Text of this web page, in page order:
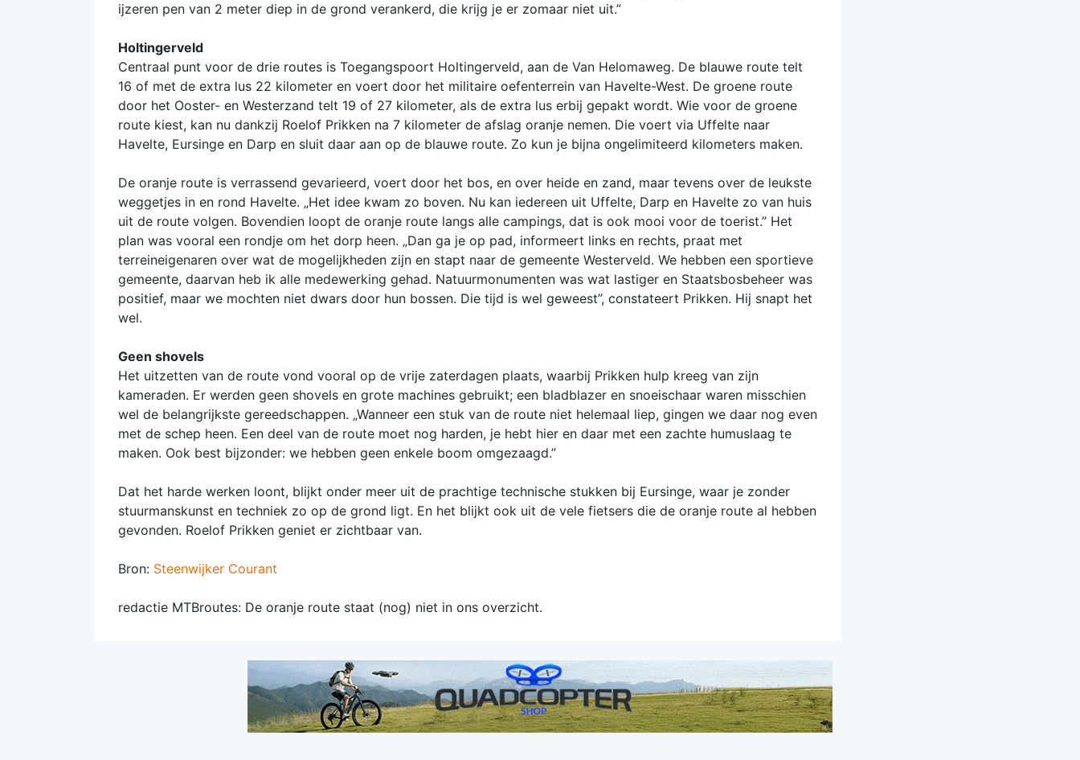
ijzeren pen van 2 meter diep in de grond verankerd, die krijg je er zomaar niet uit.”
Holtingerveld
Centraal punt voor de drie routes is Toegangspoort Holtingerveld, aan de Van Helomaweg. De blauwe route telt
16 of met de extra lus 22 kilometer en voert door het militaire oefenterrein van Havelte-West. De groene route
door het Ooster- en Westerzand telt 19 of 27 kilometer, als de extra lus erbij gepakt wordt. Wie voor de groene
route kiest, kan nu dankzij Roelof Prikken na 7 kilometer de afslag oranje nemen. Die voert via Uffelte naar
Havelte, Eursinge en Darp en sluit daar aan op de blauwe route. Zo kun je bijna ongelimiteerd kilometers maken.
De oranje route is verrassend gevarieerd, voert door het bos, en over heide en zand, maar tevens over de leukste
weggetjes in en rond Havelte. „Het idee kwam zo boven. Nu kan iedereen uit Uffelte, Darp en Havelte zo van huis
uit de route volgen. Bovendien loopt de oranje route langs alle campings, dat is ook mooi voor de toerist.” Het
plan was vooral een rondje om het dorp heen. „Dan ga je op pad, informeert links en rechts, praat met
terreineigenaren over wat de mogelijkheden zijn en stapt naar de gemeente Westerveld. We hebben een sportieve
gemeente, daarvan heb ik alle medewerking gehad. Natuurmonumenten was wat lastiger en Staatsbosbeheer was
positief, maar we mochten niet dwars door hun bossen. Die tijd is wel geweest”, constateert Prikken. Hij snapt het
wel.
Geen shovels
Het uitzetten van de route vond vooral op de vrije zaterdagen plaats, waarbij Prikken hulp kreeg van zijn
kameraden. Er werden geen shovels en grote machines gebruikt; een bladblazer en snoeischaar waren misschien
wel de belangrijkste gereedschappen. „Wanneer een stuk van de route niet helemaal liep, gingen we daar nog even
met de schep heen. Een deel van de route moet nog harden, je hebt hier en daar met een zachte humuslaag te
maken. Ook best bijzonder: we hebben geen enkele boom omgezaagd.”
Dat het harde werken loont, blijkt onder meer uit de prachtige technische stukken bij Eursinge, waar je zonder
stuurmanskunst en techniek zo op de grond ligt. En het blijkt ook uit de vele fietsers die de oranje route al hebben
gevonden. Roelof Prikken geniet er zichtbaar van.
Bron: Steenwijker Courant
redactie MTBroutes: De oranje route staat (nog) niet in ons overzicht.